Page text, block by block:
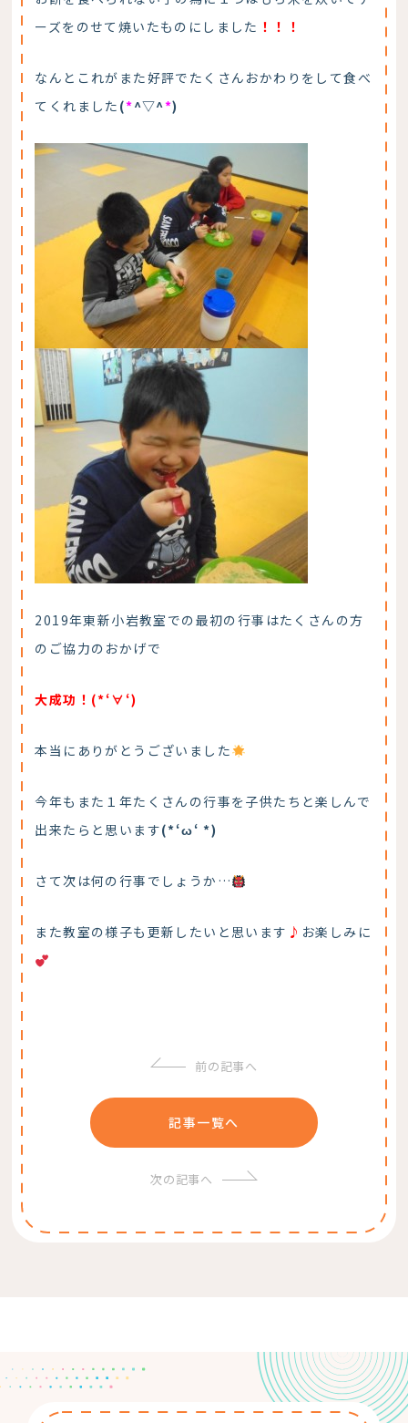
ーズをのせて焼いたものにしました ！！！
なんとこれがまた好評でたくさんおかわりをして食べ
てくれました (*^▽^*)
2019年東新小岩教室での最初の行事はたくさんの方
のご協力のおかげで
大成功！(*‘∀‘)
本当にありがとうございました
今年もまた１年たくさんの行事を子供たちと楽しんで
出来たらと思います(*‘ω‘ *)
さて次は何の行事でしょうか…
また教室の様子も更新したいと思います ♪ お楽しみに
前の記事へ
記事一覧へ
次の記事へ